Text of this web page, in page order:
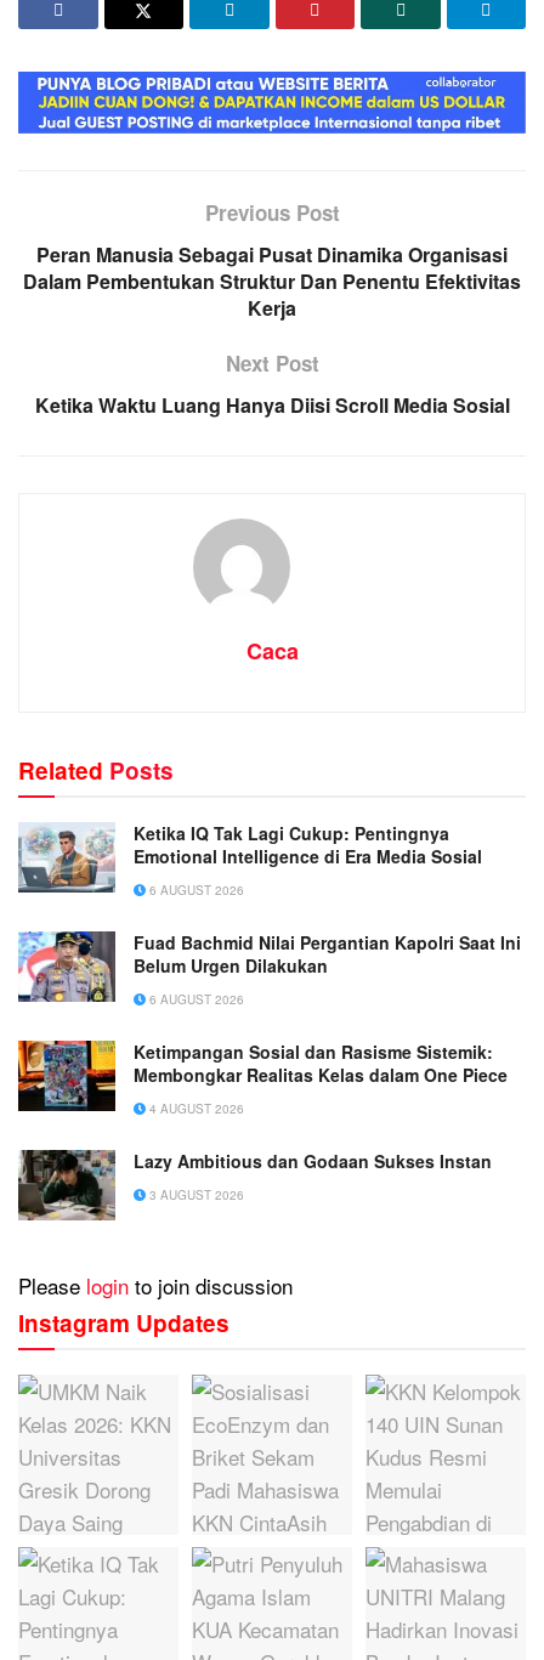
Previous Post
Peran Manusia Sebagai Pusat Dinamika Organisasi
Dalam Pembentukan Struktur Dan Penentu Efektivitas
Kerja
Next Post
Ketika Waktu Luang Hanya Diisi Scroll Media Sosial
Caca
Related Posts
Ketika IQ Tak Lagi Cukup: Pentingnya
Emotional Intelligence di Era Media Sosial
6 AUGUST 2026
Fuad Bachmid Nilai Pergantian Kapolri Saat Ini
Belum Urgen Dilakukan
6 AUGUST 2026
Ketimpangan Sosial dan Rasisme Sistemik:
Membongkar Realitas Kelas dalam One Piece
4 AUGUST 2026
Lazy Ambitious dan Godaan Sukses Instan
3 AUGUST 2026
Please login to join discussion
Instagram Updates